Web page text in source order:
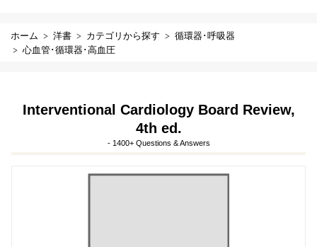
ホーム 洋書 カテゴリから探す
循環器･呼吸器
心血管･循環器･高血圧
Interventional Cardiology Board Review,
4th ed.
- 1400+ Questions & Answers